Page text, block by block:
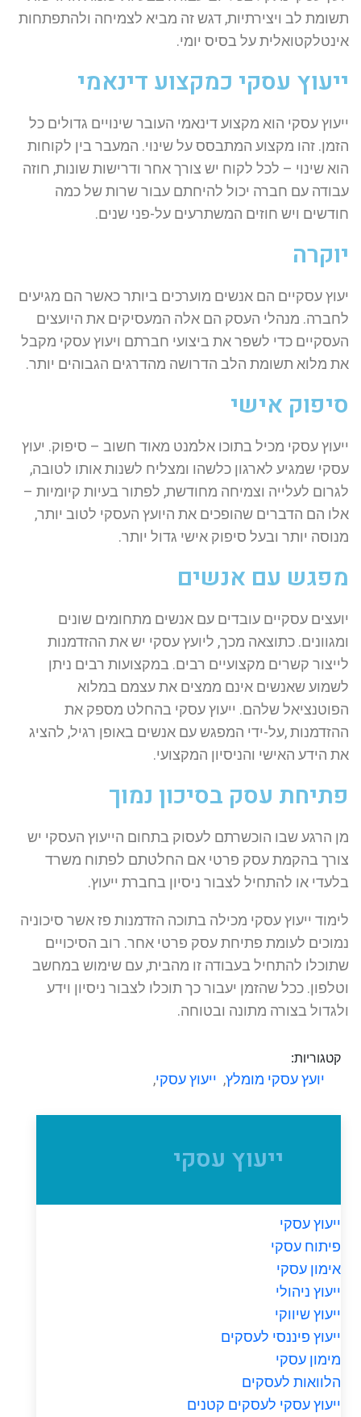
ייעוץ עסקי
ייעוץ עסקי
פיתוח עסקי
אימון עסקי
ייעוץ ניהולי
ייעוץ שיווקי
ייעוץ פיננסי לעסקים
מימון עסקי
הלוואות לעסקים
ייעוץ עסקי לעסקים קטנים
תשומת לב ויצירתיות, דגש זה מביא לצמיחה ולהתפתחות
אינטלקטואלית על בסיס יומי.
ייעוץ עסקי כמקצוע דינאמי
ייעוץ עסקי הוא מקצוע דינאמי העובר שינויים גדולים כל
הזמן. זהו מקצוע המתבסס על שינוי. המעבר בין לקוחות
הוא שינוי – לכל לקוח יש צורך אחר ודרישות שונות, חוזה
עבודה עם חברה יכול להיחתם עבור שרות של כמה
חודשים ויש חוזים המשתרעים על-פני שנים.
יוקרה
יעוץ עסקיים הם אנשים מוערכים ביותר כאשר הם מגיעים
לחברה. מנהלי העסק הם אלה המעסיקים את היועצים
העסקיים כדי לשפר את ביצועי חברתם ויעוץ עסקי מקבל
את מלוא תשומת הלב הדרושה מהדרגים הגבוהים יותר.
סיפוק אישי
ייעוץ עסקי מכיל בתוכו אלמנט מאוד חשוב – סיפוק. יעוץ
עסקי שמגיע לארגון כלשהו ומצליח לשנות אותו לטובה,
לגרום לעלייה וצמיחה מחודשת, לפתור בעיות קיומיות –
אלו הם הדברים שהופכים את היועץ העסקי לטוב יותר,
מנוסה יותר ובעל סיפוק אישי גדול יותר.
מפגש עם אנשים
יועצים עסקיים עובדים עם אנשים מתחומים שונים
ומגוונים. כתוצאה מכך, ליועץ עסקי יש את ההזדמנות
לייצור קשרים מקצועיים רבים. במקצועות רבים ניתן
לשמוע שאנשים אינם ממצים את עצמם במלוא
הפוטנציאל שלהם. ייעוץ עסקי בהחלט מספק את
ההזדמנות ,על-ידי המפגש עם אנשים באופן רגיל, להציג
את הידע האישי והניסיון המקצועי.
פתיחת עסק בסיכון נמוך
מן הרגע שבו הוכשרתם לעסוק בתחום הייעוץ העסקי יש
צורך בהקמת עסק פרטי אם החלטתם לפתוח משרד
בלעדי או להתחיל לצבור ניסיון בחברת ייעוץ.
לימוד ייעוץ עסקי מכילה בתוכה הזדמנות פז אשר סיכוניה
נמוכים לעומת פתיחת עסק פרטי אחר. רוב הסיכויים
שתוכלו להתחיל בעבודה זו מהבית, עם שימוש במחשב
וטלפון. ככל שהזמן יעבור כך תוכלו לצבור ניסיון וידע
ולגדול בצורה מתונה ובטוחה.
קטגוריות:
יועץ עסקי מומלץ, ייעוץ עסקי,